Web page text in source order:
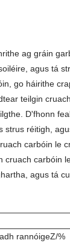
ag gráin
agus tá
go háirithe
teilgin
D'fhonn
réitigh,
carbóin le
carbóin
agus tá
rannóigeZ/%